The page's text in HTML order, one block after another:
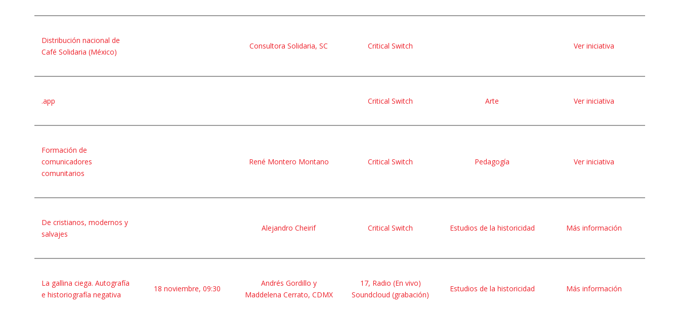
Distribución nacional de
Café Solidaria (México)
Consultora Solidaria, SC Critical Switch Ver iniciativa
.app Critical Switch Arte Ver iniciativa
Formación de
comunicadores
comunitarios
René Montero Montano Critical Switch Pedagogía Ver iniciativa
De cristianos, modernos y
salvajes
Alejandro Cheirif Critical Switch Estudios de la historicidad Más información
La gallina ciega. Autografía
e historiografía negativa
18 noviembre, 09:30
Andrés Gordillo y
Maddelena Cerrato, CDMX
17, Radio (En vivo)
Soundcloud (grabación)
Estudios de la historicidad Más información